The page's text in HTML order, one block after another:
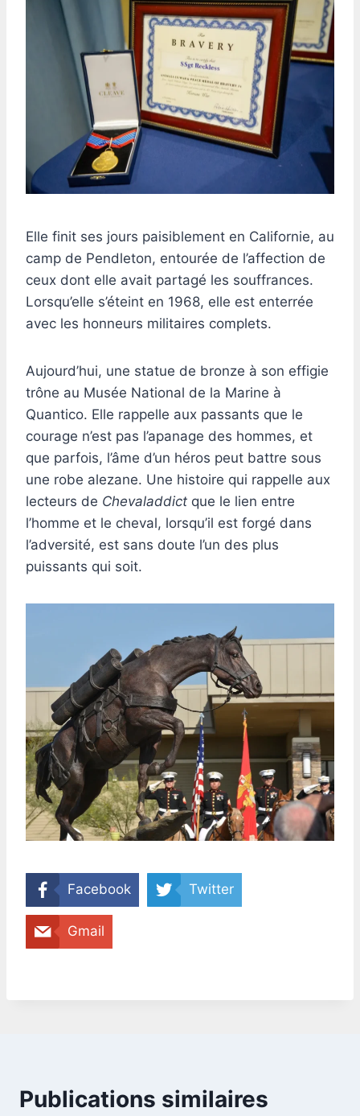
Elle finit ses jours paisiblement en Californie, au
camp de Pendleton, entourée de l’affection de
ceux dont elle avait partagé les souffrances.
Lorsqu’elle s’éteint en 1968, elle est enterrée
avec les honneurs militaires complets.
Aujourd’hui, une statue de bronze à son effigie
trône au Musée National de la Marine à
Quantico. Elle rappelle aux passants que le
courage n’est pas l’apanage des hommes, et
que parfois, l’âme d’un héros peut battre sous
une robe alezane. Une histoire qui rappelle aux
lecteurs de Chevaladdict que le lien entre
l’homme et le cheval, lorsqu’il est forgé dans
l’adversité, est sans doute l’un des plus
puissants qui soit.
Facebook Twitter
Gmail
Publications similaires